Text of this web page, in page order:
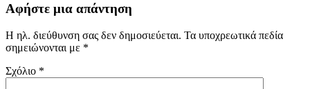
Αφήστε μια απάντηση
Η ηλ. διεύθυνση σας δεν δημοσιεύεται. Τα υποχρεωτικά πεδία
σημειώνονται με *
Σχόλιο *